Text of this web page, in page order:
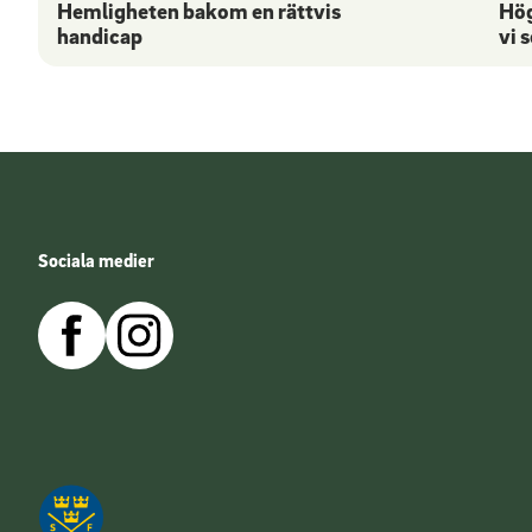
Hemligheten bakom en rättvis
handicap
vi
Sociala medier